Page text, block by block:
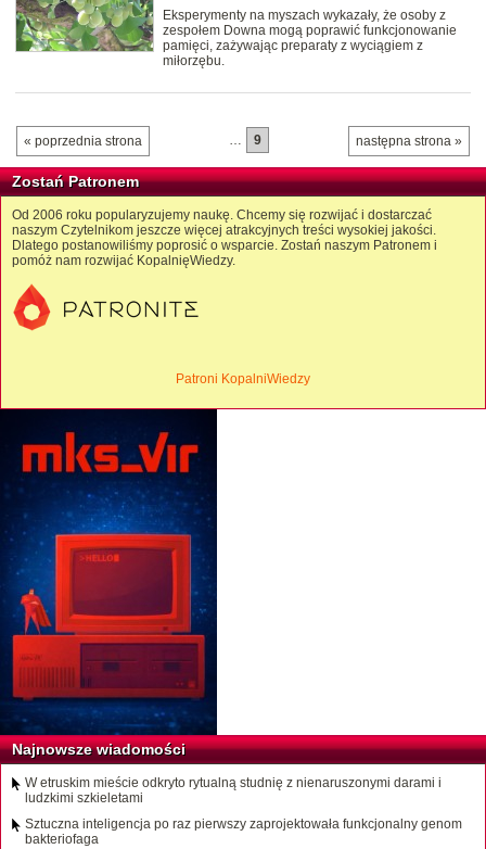
Eksperymenty na myszach wykazały, że osoby z
zespołem Downa mogą poprawić funkcjonowanie
pamięci, zażywając preparaty z wyciągiem z
miłorzębu.
« poprzednia strona następna strona »
… 9
Zostań Patronem
Od 2006 roku popularyzujemy naukę. Chcemy się rozwijać i dostarczać
naszym Czytelnikom jeszcze więcej atrakcyjnych treści wysokiej jakości.
Dlatego postanowiliśmy poprosić o wsparcie. Zostań naszym Patronem i
pomóż nam rozwijać KopalnięWiedzy.
Patroni KopalniWiedzy
Najnowsze wiadomości
W etruskim mieście odkryto rytualną studnię z nienaruszonymi darami i
ludzkimi szkieletami
Sztuczna inteligencja po raz pierwszy zaprojektowała funkcjonalny genom
bakteriofaga